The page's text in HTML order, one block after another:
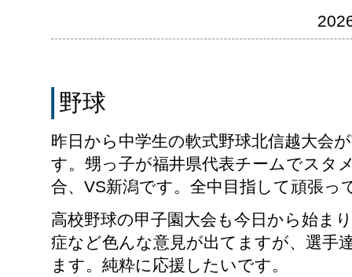
野球
昨日から中学生の軟式野球北信越大会
す。甥っ子が福井県代表チームでスタ
合、VS新潟です。全中目指して頑張っ
高校野球の甲子園大会も今日から始ま
症など色んな意見が出てますが、選手
ます。純粋に応援したいです。